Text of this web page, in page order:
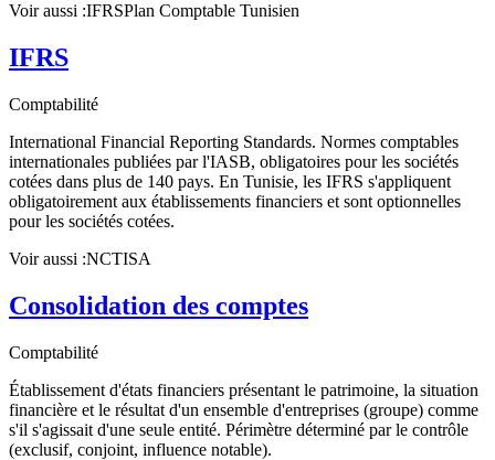
Voir aussi :IFRSPlan Comptable Tunisien
IFRS
Comptabilité
International Financial Reporting Standards. Normes comptables
internationales publiées par l'IASB, obligatoires pour les sociétés
cotées dans plus de 140 pays. En Tunisie, les IFRS s'appliquent
obligatoirement aux établissements financiers et sont optionnelles
pour les sociétés cotées.
Voir aussi :NCTISA
Consolidation des comptes
Comptabilité
Établissement d'états financiers présentant le patrimoine, la situation
financière et le résultat d'un ensemble d'entreprises (groupe) comme
s'il s'agissait d'une seule entité. Périmètre déterminé par le contrôle
(exclusif, conjoint, influence notable).